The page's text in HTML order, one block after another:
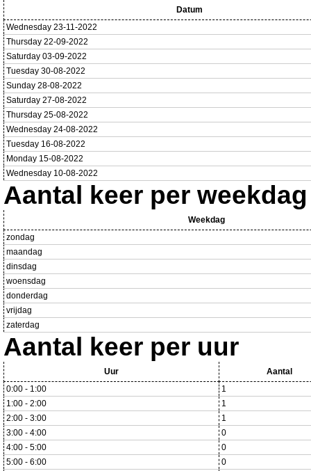
Datum
Wednesday 23-11-2022
Thursday 22-09-2022
Saturday 03-09-2022
Tuesday 30-08-2022
Sunday 28-08-2022
Saturday 27-08-2022
Thursday 25-08-2022
Wednesday 24-08-2022
Tuesday 16-08-2022
Monday 15-08-2022
Wednesday 10-08-2022
Aantal keer per weekdag
Weekdag
zondag
maandag
dinsdag
woensdag
donderdag
vrijdag
zaterdag
Aantal keer per uur
Uur
Aantal
0:00 - 1:00
1
1:00 - 2:00
1
2:00 - 3:00
1
3:00 - 4:00
0
4:00 - 5:00
0
5:00 - 6:00
0